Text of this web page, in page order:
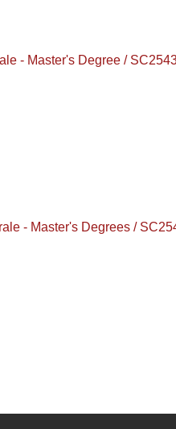
- Master's Degree /
- Master's Degrees /